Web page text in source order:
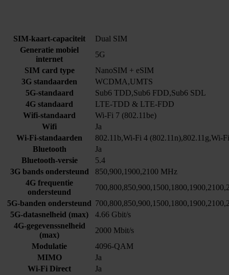
SIM-kaart-capaciteit
Dual SIM
Generatie mobiel
internet
5G
SIM card type
NanoSIM + eSIM
3G standaarden
WCDMA,UMTS
5G-standaard
Sub6 TDD,Sub6 FDD,Sub6 SDL
4G standaard
LTE-TDD & LTE-FDD
Wifi-standaard
Wi-Fi 7 (802.11be)
Wifi
Ja
Wi-Fi-standaarden
802.11b,Wi-Fi 4 (802.11n),802.11g,Wi-
Bluetooth
Ja
Bluetooth-versie
5.4
3G bands ondersteund
850,900,1900,2100 MHz
4G frequentie
ondersteund
5G-banden ondersteund
5G-datasnelheid (max)
4.66 Gbit/s
4G-gegevenssnelheid
(max)
2000 Mbit/s
Modulatie
4096-QAM
MIMO
Ja
Wi-Fi Direct
Ja